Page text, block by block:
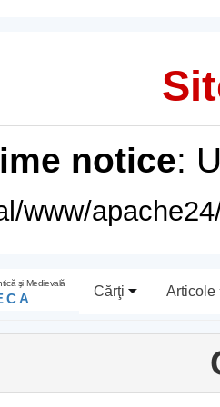
notice:
www/
şi Medievală
Cărţi Articole